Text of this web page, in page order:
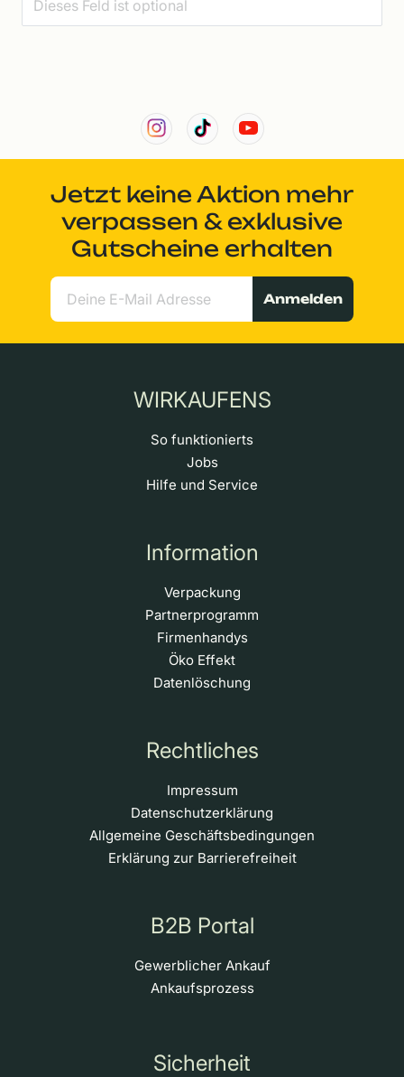
Jetzt keine Aktion mehr
verpassen & exklusive
Gutscheine erhalten
Anmelden
WIRKAUFENS
So funktionierts
Jobs
Hilfe und Service
Information
Verpackung
Partnerprogramm
Firmenhandys
Öko Effekt
Datenlöschung
Rechtliches
Impressum
Datenschutzerklärung
Allgemeine Geschäftsbedingungen
Erklärung zur Barrierefreiheit
B2B Portal
Gewerblicher Ankauf
Ankaufsprozess
Sicherheit